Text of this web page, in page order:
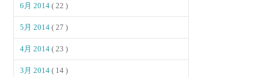
6月 2014( 22 )
5月 2014( 27 )
4月 2014( 23 )
3月 2014( 14 )